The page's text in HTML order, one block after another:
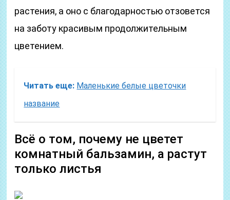
растения, а оно с благодарностью отзовется
на заботу красивым продолжительным
цветением.
Читать еще: Маленькие белые цветочки
название
Всё о том, почему не цветет
комнатный бальзамин, а растут
только листья